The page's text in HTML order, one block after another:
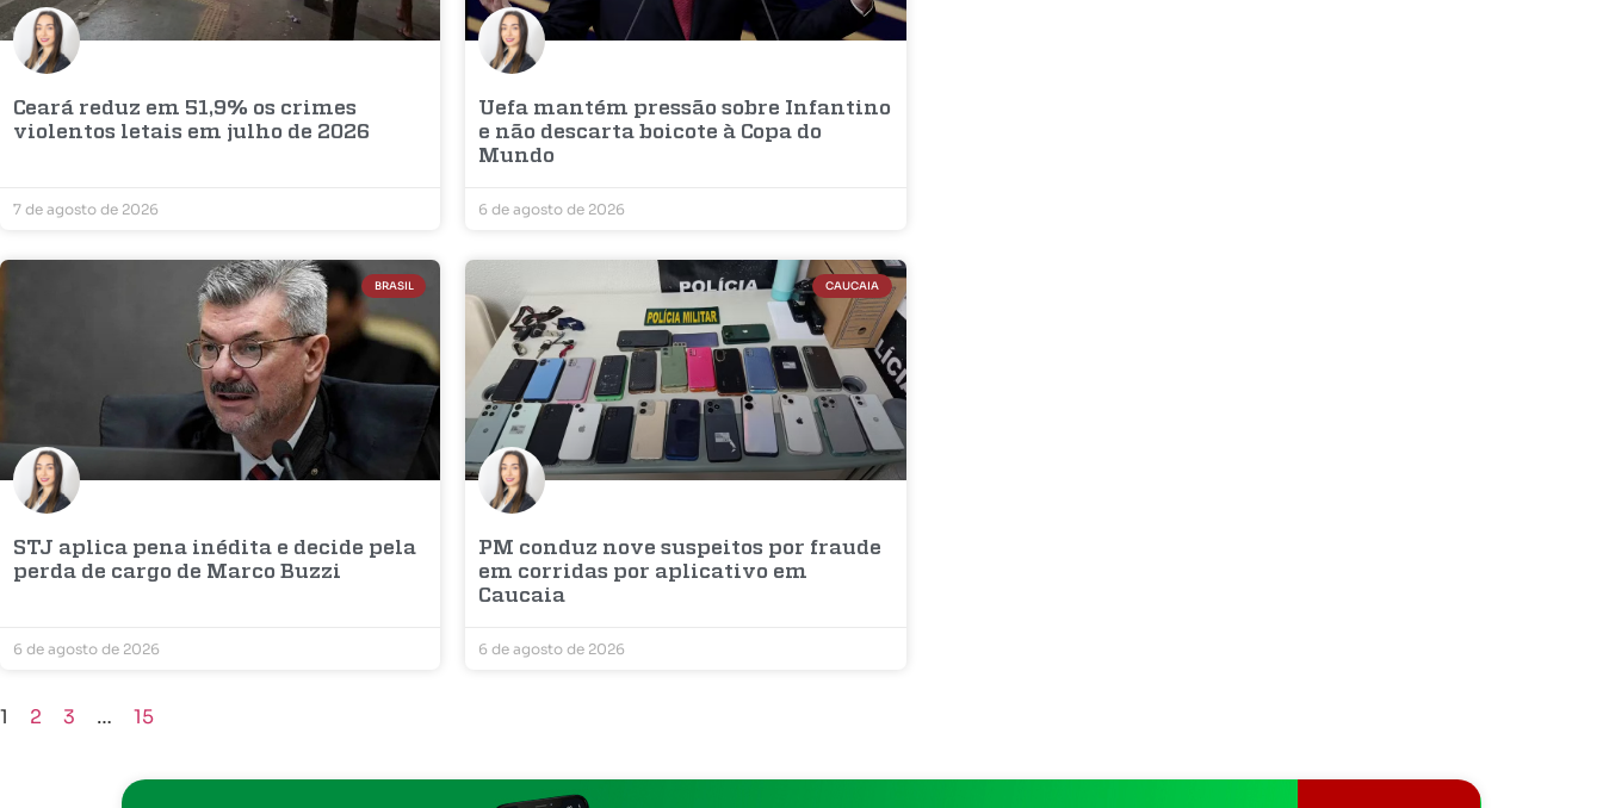
Ceará reduz em 51,9% os crimes
violentos letais em julho de 2026
7 de agosto de 2026
Uefa mantém pressão sobre Infantino
e não descarta boicote à Copa do
Mundo
6 de agosto de 2026
BRASIL
STJ aplica pena inédita e decide pela
perda de cargo de Marco Buzzi
6 de agosto de 2026
CAUCAIA
PM conduz nove suspeitos por fraude
em corridas por aplicativo em
Caucaia
6 de agosto de 2026
1 2 3 … 15